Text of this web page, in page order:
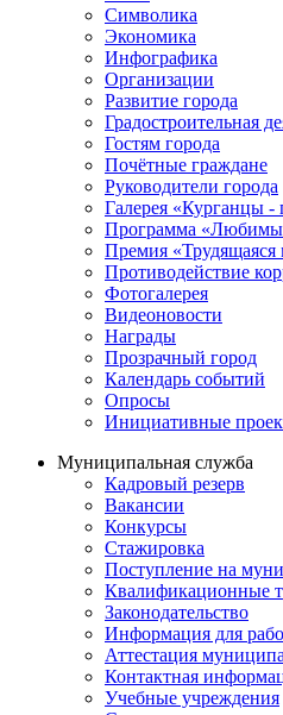
Символика
Экономика
Инфографика
Организации
Развитие города
Градостроительная
Гостям города
Почётные граждане
Руководители города
Галерея «Курганцы -
Программа
Премия «Трудящаяся
Противодействие
Фотогалерея
Видеоновости
Награды
Прозрачный город
Календарь событий
Опросы
Инициативные
Муниципальная служба
Кадровый резерв
Вакансии
Конкурсы
Стажировка
Поступление на
Квалификационные
Законодательство
Информация для
Аттестация
Контактная
Учебные учреждения